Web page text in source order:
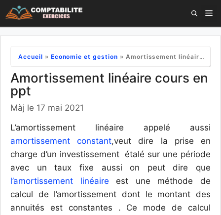
Aller
au
Accueil » Economie et gestion » Amortissement linéaire cours en ppt
Amortissement linéaire cours en
ppt
Màj le 17 mai 2021
L’amortissement linéaire appelé aussi
amortissement constant,veut dire la prise en
charge d’un investissement étalé sur une période
avec un taux fixe aussi on peut dire que
l’amortissement linéaire est une méthode de
calcul de l’amortissement dont le montant des
annuités est constantes . Ce mode de calcul